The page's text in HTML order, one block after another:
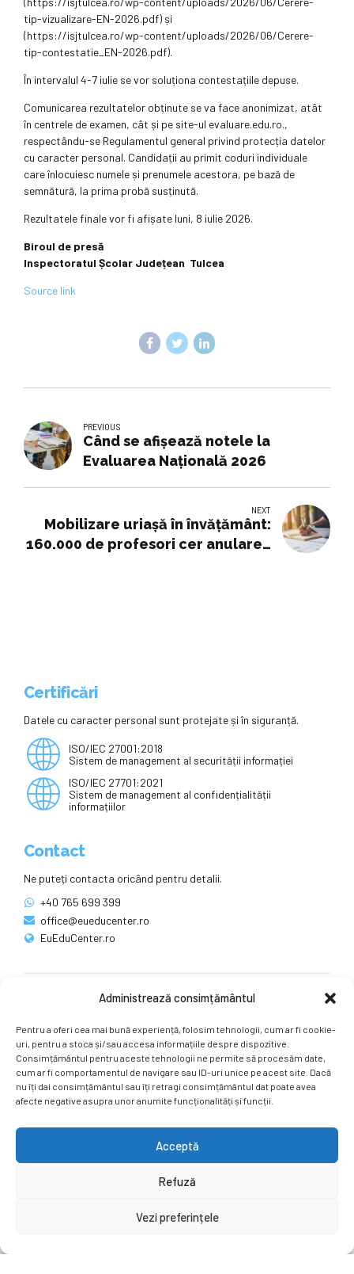
Administrează consimțământul
Pentru a oferi cea mai bună experiență, folosim tehnologii, cum ar fi cookie-
uri, pentru a stoca și/sau accesa informațiile despre dispozitive.
Consimțământul pentru aceste tehnologii ne permite să procesăm date,
cum ar fi comportamentul de navigare sau ID-uri unice pe acest site. Dacă
nu îți dai consimțământul sau îți retragi consimțământul dat poate avea
afecte negative asupra unor anumite funcționalități și funcții.
Acceptă
Refuză
Vezi preferințele
tip-vizualizare-EN-2026.pdf) și
(https://isjtulcea.ro/wp-content/uploads/2026/06/Cerere-
tip-contestatie_EN-2026.pdf).
În intervalul 4-7 iulie se vor soluționa contestațiile depuse.
Comunicarea rezultatelor obținute se va face anonimizat, atât
în centrele de examen, cât și pe site-ul evaluare.edu.ro.,
respectându-se Regulamentul general privind protecția datelor
cu caracter personal. Candidații au primit coduri individuale
care înlocuiesc numele și prenumele acestora, pe bază de
semnătură, la prima probă susținută.
Rezultatele finale vor fi afișate luni, 8 iulie 2026.
Biroul de presă
Inspectoratul Școlar Județean Tulcea
Source link
PREVIOUS
Când se afişează notele la
Evaluarea Naţională 2026
NEXT
Mobilizare uriașă în învățământ:
160.000 de profesori cer anularea
Certificări
Datele cu caracter personal sunt protejate și în siguranță.
ISO/IEC 27001:2018
Sistem de management al securității informației
ISO/IEC 27701:2021
Sistem de management al confidențialității
informațiilor
Contact
Ne puteți contacta oricând pentru detalii.
+40 765 699 399
office@eueducenter.ro
EuEduCenter.ro
Ne puteți găsi și pe rețelele sociale.